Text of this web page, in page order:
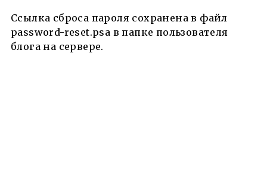
Ссылка сброса пароля сохранена в файл
password-reset.psa в папке пользователя
блога на сервере.